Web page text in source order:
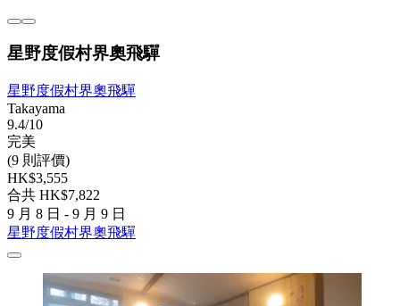
星野度假村界奧飛驒
星野度假村界奧飛驒
Takayama
9.4/10
完美
(9 則評價)
HK$3,555
合共 HK$7,822
9 月 8 日 - 9 月 9 日
星野度假村界奧飛驒